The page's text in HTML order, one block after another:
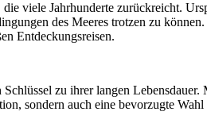
viele Jahrhunderte zurückreicht.
des Meeres trotzen zu
Entdeckungsreisen.
zu ihrer langen
sondern auch eine bevorzugte